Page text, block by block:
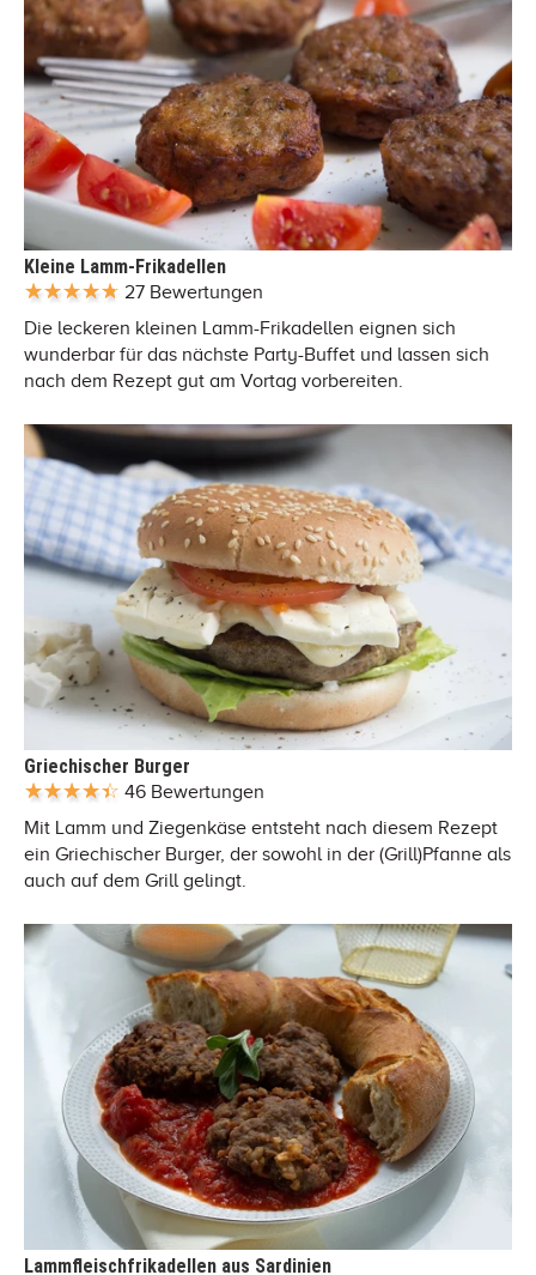
Kleine Lamm-Frikadellen
27 Bewertungen
Die leckeren kleinen Lamm-Frikadellen eignen sich
wunderbar für das nächste Party-Buffet und lassen sich
nach dem Rezept gut am Vortag vorbereiten.
Griechischer Burger
46 Bewertungen
Mit Lamm und Ziegenkäse entsteht nach diesem Rezept
ein Griechischer Burger, der sowohl in der (Grill)Pfanne als
auch auf dem Grill gelingt.
Lammfleischfrikadellen aus Sardinien